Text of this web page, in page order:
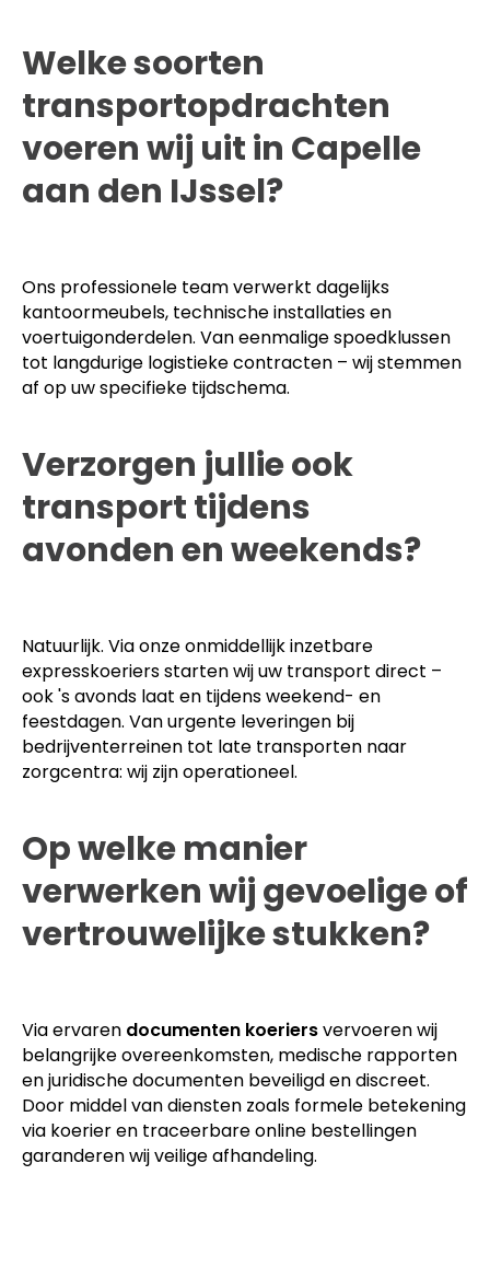
Welke soorten
transportopdrachten
voeren wij uit in Capelle
aan den IJssel?
Ons professionele team verwerkt dagelijks
kantoormeubels, technische installaties en
voertuigonderdelen. Van eenmalige spoedklussen
tot langdurige logistieke contracten – wij stemmen
af op uw specifieke tijdschema.
Verzorgen jullie ook
transport tijdens
avonden en weekends?
Natuurlijk. Via onze onmiddellijk inzetbare
expresskoeriers starten wij uw transport direct –
ook 's avonds laat en tijdens weekend- en
feestdagen. Van urgente leveringen bij
bedrijventerreinen tot late transporten naar
zorgcentra: wij zijn operationeel.
Op welke manier
verwerken wij gevoelige of
vertrouwelijke stukken?
Via ervaren documenten koeriersvervoeren wij
belangrijke overeenkomsten, medische rapporten
en juridische documenten beveiligd en discreet.
Door middel van diensten zoals formele betekening
via koerier en traceerbare online bestellingen
garanderen wij veilige afhandeling.